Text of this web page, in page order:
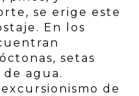
se erige este
En los
setas
agua.
de